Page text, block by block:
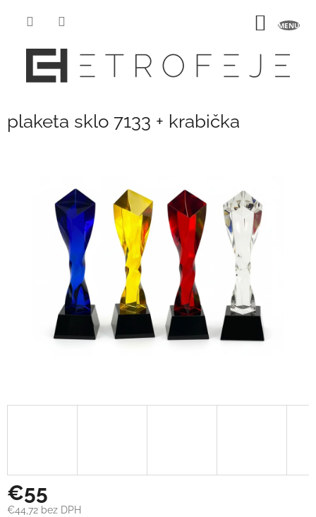
plaketa sklo 7133 + krabička
€55
€44,72 bez DPH